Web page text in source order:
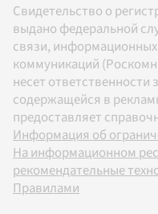
Свидетельство о
выдано федеральной
связи,
коммуникаций
несет
содержащейся в
предоставляет
Информация об
На информационном
рекомендательные
Правилами